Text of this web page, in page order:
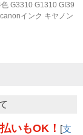
G3310 G1310 GI39
インク キヤノン
いもOK！ [支